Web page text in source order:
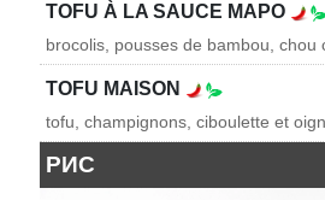
TOFU À LA SAUCE MAPO
brocolis, pousses de bambou,
TOFU MAISON
tofu, champignons, ciboulette et
РИС